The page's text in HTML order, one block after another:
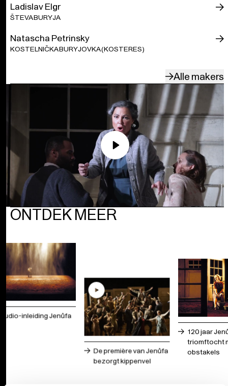
Ladislav Elgr
ŠTEVA BURYJA
Natascha Petrinsky
KOSTELNIČKA BURYJOVKA (KOSTERES)
Alle makers
Play
ONTDEK MEER
Audio-inleiding Jenůfa
De première van Jenůfa
bezorgt kippenvel
120 jaar
triomftocht
obstakels